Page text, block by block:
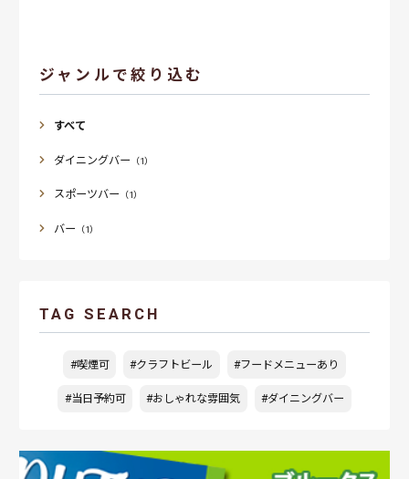
ジャンルで絞り込む
すべて
ダイニングバー （1）
スポーツバー （1）
バー （1）
TAG SEARCH
#喫煙可 #クラフトビール #フードメニューあり
#当日予約可 #おしゃれな雰囲気 #ダイニングバー